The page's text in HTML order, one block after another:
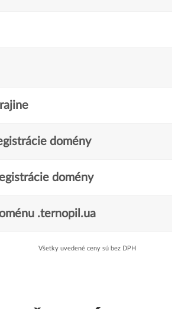
domény
domény
.ternopil.ua
Všetky uvedené ceny sú bez DPH